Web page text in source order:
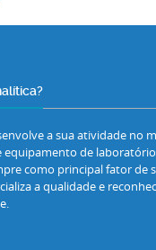
a sua atividade no
equipamento de
como principal fator de
a qualidade e